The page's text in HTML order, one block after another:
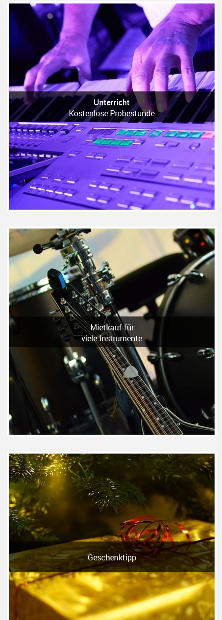
Unterricht
Kostenlose Probestunde
Mietkauf für
viele Instrumente
Geschenktipp